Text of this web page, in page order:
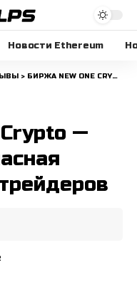
Новости Ethereum
> БИРЖА NEW ONE CRYPTO — УДОБНАЯ И БЕЗОПАСНАЯ ПЛАТФОРМА ДЛЯ ТРЕЙДЕРОВ
—